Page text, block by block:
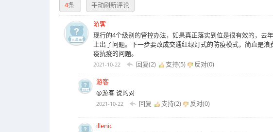
4条 手动刷新评论
游客
现行的4个级别的管控办法，如果真正落实到位是很有效的，去
上出了问题。下一步要改成交通红绿灯式的防疫模式，简直是
疫抗疫的问题。
2021-10-22 回复(2) 支持(5) 反对(0)
游客
@游客 说的对
2021-10-22 回复 支持(2) 反对(0)
illenic